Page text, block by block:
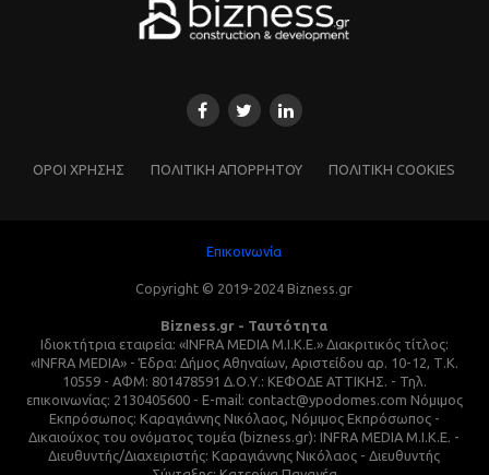
ΌΡΟΙ ΧΡΗΣΗΣ ΠΟΛΙΤΙΚΗ ΑΠΟΡΡΗΤΟΥ ΠΟΛΙΤΙΚΗ COOKIES
Επικοινωνία
Copyright © 2019-2024 Bizness.gr
Bizness.gr - Ταυτότητα
Ιδιοκτήτρια εταιρεία: «INFRA MEDIA M.I.K.E.» Διακριτικός τίτλος:
«INFRA MEDIA» - Έδρα: Δήμος Αθηναίων, Αριστείδου αρ. 10-12, Τ.Κ.
10559 - ΑΦΜ: 801478591 Δ.Ο.Υ.: ΚΕΦΟΔΕ ΑΤΤΙΚΗΣ. - Τηλ.
επικοινωνίας: 2130405600 - E-mail: contact@ypodomes.com Νόμιμος
Εκπρόσωπος: Καραγιάννης Νικόλαος, Νόμιμος Εκπρόσωπος -
Δικαιούχος του ονόματος τομέα (bizness.gr): INFRA MEDIA M.I.K.E. -
Διευθυντής/Διαχειριστής: Καραγιάννης Νικόλαος - Διευθυντής